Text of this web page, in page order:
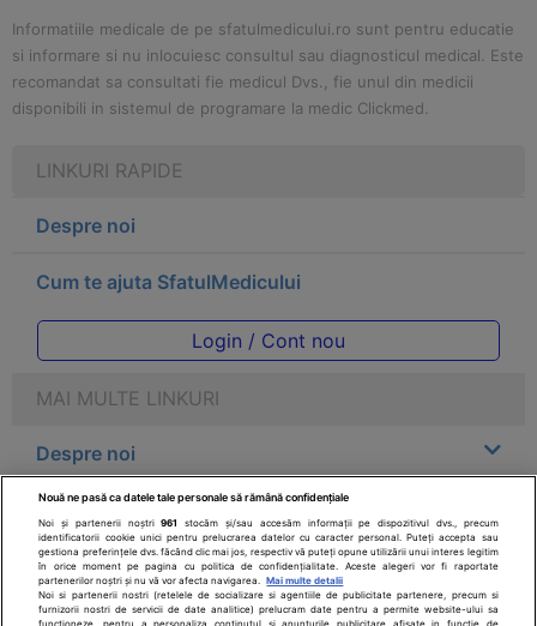
Informatiile medicale de pe sfatulmedicului.ro sunt pentru educatie
si informare si nu inlocuiesc consultul sau diagnosticul medical. Este
recomandat sa consultati fie medicul Dvs., fie unul din medicii
disponibili in sistemul de programare la medic Clickmed.
LINKURI RAPIDE
Despre noi
Cum te ajuta SfatulMedicului
Login / Cont nou
MAI MULTE LINKURI
Despre noi
Legal
Drepturile consumatorului
Nouă ne pasă ca datele tale personale să rămână confidențiale
Noi și partenerii noștri961
stocăm și/sau accesăm informații pe dispozitivul dvs., precum
identificatorii cookie unici pentru prelucrarea datelor cu caracter personal. Puteți accepta sau
gestiona preferințele dvs. făcând clic mai jos, respectiv vă puteți opune utilizării unui interes legitim
în orice moment pe pagina cu politica de confidențialitate. Aceste alegeri vor fi raportate
partenerilor noștri și nu vă vor afecta navigarea.
Mai multe detalii
Noi si partenerii nostri (retelele de socializare si agentiile de publicitate partenere, precum si
furnizorii nostri de servicii de date analitice) prelucram date pentru a permite website-ului sa
functioneze, pentru a personaliza continutul si anunturile publicitare afisate in functie de